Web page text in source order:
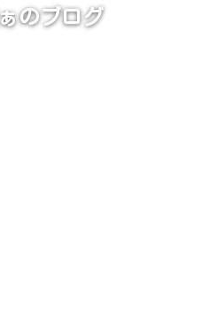
のブログ